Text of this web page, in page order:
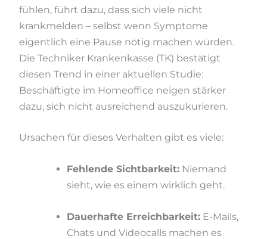
fühlen, führt dazu, dass sich viele nicht
krankmelden – selbst wenn Symptome
eigentlich eine Pause nötig machen würden.
Die Techniker Krankenkasse (TK) bestätigt
diesen Trend in einer aktuellen Studie:
Beschäftigte im Homeoffice neigen stärker
dazu, sich nicht ausreichend auszukurieren.
Ursachen für dieses Verhalten gibt es viele:
Fehlende Sichtbarkeit: Niemand
sieht, wie es einem wirklich geht.
Dauerhafte Erreichbarkeit: E-Mails,
Chats und Videocalls machen es